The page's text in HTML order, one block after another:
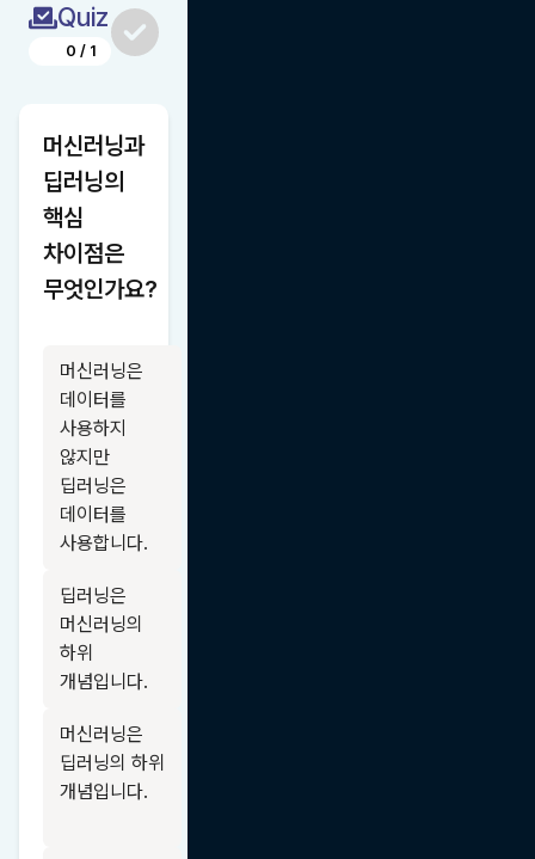
Quiz
0 / 1
머신러닝과
딥러닝의
핵심
차이점은
무엇인가요?
머신러닝은
데이터를
사용하지
않지만
딥러닝은
데이터를
사용합니다.
딥러닝은
머신러닝의
하위
개념입니다.
머신러닝은
딥러닝의 하위
개념입니다.